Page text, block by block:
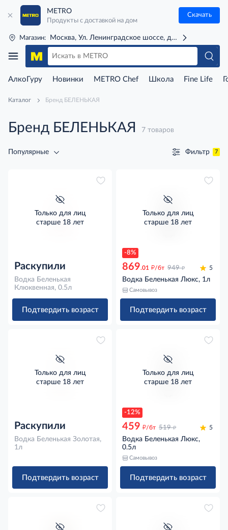
METRO
Продукты с доставкой на дом
Скачать
Магазин: Москва, Ул. Ленинградское шоссе, д. 71Г (м. Речной
АлкоГуру Новинки METRO Chef Школа Fine Life
Каталог Бренд БЕЛЕНЬКАЯ
Бренд БЕЛЕНЬКАЯ 7 товаров
Популярные Фильтр 7
Только для лиц
старше 18 лет
Раскупили
Водка Беленькая
Клюквенная, 0.5л
Подтвердить возраст
-8%
Только для лиц
старше 18 лет
869.01 д/бт 949 д 5
Водка Беленькая Люкс, 1л
Самовывоз
Подтвердить возраст
Только для лиц
старше 18 лет
Раскупили
Водка Беленькая Золотая,
1л
Подтвердить возраст
-12%
Только для лиц
старше 18 лет
459 д/бт 519 д 5
Водка Беленькая Люкс,
0.5л
Самовывоз
Подтвердить возраст